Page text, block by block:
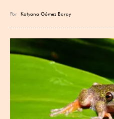
Por Katyana Gómez Baray